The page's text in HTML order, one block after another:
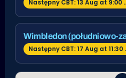
Następny
Wimbledon (południowo-